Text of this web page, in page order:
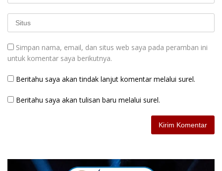
Simpan nama, email, dan situs web saya pada peramban ini
untuk komentar saya berikutnya.
Beritahu saya akan tindak lanjut komentar melalui surel.
Beritahu saya akan tulisan baru melalui surel.